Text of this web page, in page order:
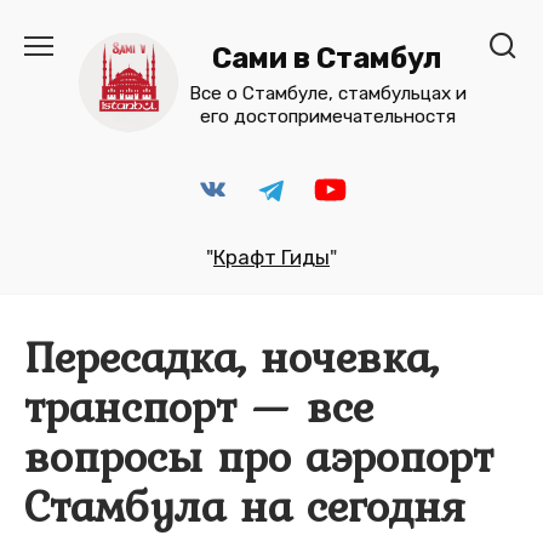
содержанию
Сами в Стамбул
Все о Стамбуле, стамбульцах и
его достопримечательностя
"Крафт Гиды"
Пересадка, ночевка,
транспорт — все
вопросы про аэропорт
Стамбула на сегодня